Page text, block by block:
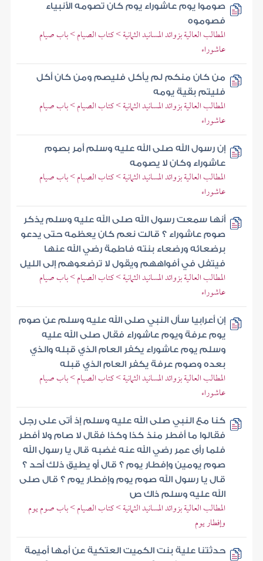
صوموا يوم عاشوراء يوم كان تصومه الأنبياء
فصوموه
المطالب العالية بزوائد المسانيد الثمانية > كتاب الصيام > باب صيام
عاشوراء
من كان منكم لم يأكل فليصم ومن كان أكل
فليتم بقية يومه
المطالب العالية بزوائد المسانيد الثمانية > كتاب الصيام > باب صيام
عاشوراء
إن رسول الله صلى الله عليه وسلم أمر بصوم
عاشوراء وكان لا يصومه
المطالب العالية بزوائد المسانيد الثمانية > كتاب الصيام > باب صيام
عاشوراء
أنها سمعت رسول الله صلى الله عليه وسلم يذكر
صوم عاشوراء ؟ قالت نعم كان يعظمه حتى يدعو
برضعائه ورضعاء بنته فاطمة رضي الله عنها
فيتفل في أفواههم ويقول لا ترضعوهم إلى الليل
المطالب العالية بزوائد المسانيد الثمانية > كتاب الصيام > باب صيام
عاشوراء
إن أعرابيا سأل النبي صلى الله عليه وسلم عن صوم
يوم عرفة ويوم عاشوراء فقال صلى الله عليه
وسلم يوم عاشوراء يكفر العام الذي قبله والذي
بعده وصوم عرفة يكفر العام الذي قبله
المطالب العالية بزوائد المسانيد الثمانية > كتاب الصيام > باب صيام
عاشوراء
كنا مع النبي صلى الله عليه وسلم إذ أتى على رجل
فقالوا ما أفطر منذ كذا وكذا فقال لا صام ولا أفطر
فلما رأى عمر رضي الله عنه غضبه قال يا رسول الله
صوم يومين وإفطار يوم ؟ قال أو يطيق ذلك أحد ؟
قال يا رسول الله صوم يوم وإفطار يوم ؟ قال صلى
الله عليه وسلم ذاك ص
المطالب العالية بزوائد المسانيد الثمانية > كتاب الصيام > باب صوم يوم
وإفطار يوم
حدثتنا علية بنت الكميت العتكية عن أمها أميمة